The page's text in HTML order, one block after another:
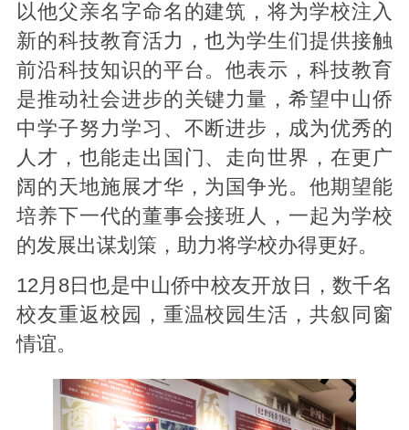
以他父亲名字命名的建筑，将为学校注入
新的科技教育活力，也为学生们提供接触
前沿科技知识的平台。他表示，科技教育
是推动社会进步的关键力量，希望中山侨
中学子努力学习、不断进步，成为优秀的
人才，也能走出国门、走向世界，在更广
阔的天地施展才华，为国争光。他期望能
培养下一代的董事会接班人，一起为学校
的发展出谋划策，助力将学校办得更好。
12月8日也是中山侨中校友开放日，数千名
校友重返校园，重温校园生活，共叙同窗
情谊。